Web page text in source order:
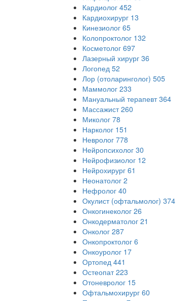
Кардиолог 452
Кардиохирург 13
Кинезиолог 65
Колопроктолог 132
Косметолог 697
Лазерный хирург 36
Логопед 52
Лор (отоларинголог) 505
Маммолог 233
Мануальный терапевт 364
Массажист 260
Миколог 78
Нарколог 151
Невролог 778
Нейропсихолог 30
Нейрофизиолог 12
Нейрохирург 61
Неонатолог 2
Нефролог 40
Окулист (офтальмолог) 374
Онкогинеколог 26
Онкодерматолог 21
Онколог 287
Онкопроктолог 6
Онкоуролог 17
Ортопед 441
Остеопат 223
Отоневролог 15
Офтальмохирург 60